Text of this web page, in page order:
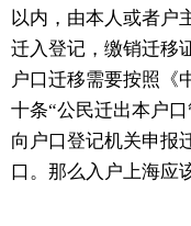
以内，由本人或者户
迁入登记，缴销迁移
户口迁移需要按照《
十条“公民迁出本户
向户口登记机关申报
口。那么入户上海应